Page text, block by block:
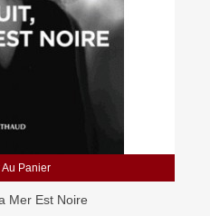
Panier
Mer Est Noire